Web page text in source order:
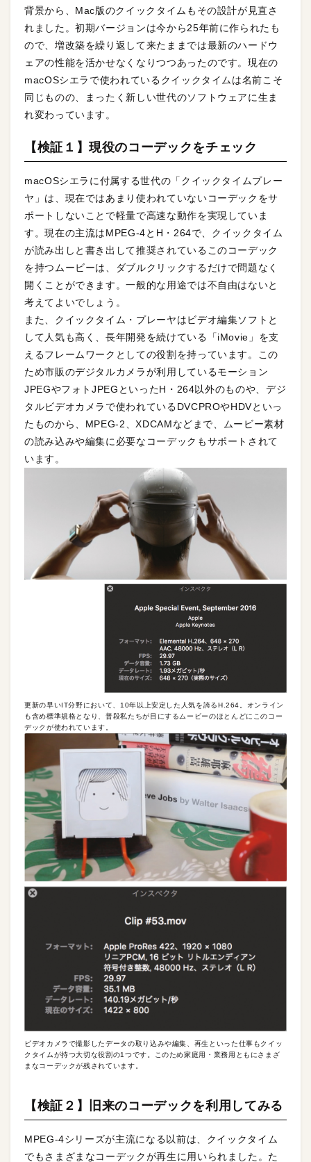
背景から、Mac版のクイックタイムもその設計が見直さ
れました。初期バージョンは今から25年前に作られたも
ので、増改築を繰り返して来たままでは最新のハードウ
ェアの性能を活かせなくなりつつあったのです。現在の
macOSシエラで使われているクイックタイムは名前こそ
同じものの、まったく新しい世代のソフトウェアに生ま
れ変わっています。
【検証１】現役のコーデックをチェック
macOSシエラに付属する世代の「クイックタイムプレー
ヤ」は、現在ではあまり使われていないコーデックをサ
ポートしないことで軽量で高速な動作を実現していま
す。現在の主流はMPEG-4とH・264で、クイックタイム
が読み出しと書き出して推奨されているこのコーデック
を持つムービーは、ダブルクリックするだけで問題なく
開くことができます。一般的な用途では不自由はないと
考えてよいでしょう。
また、クイックタイム・プレーヤはビデオ編集ソフトと
して人気も高く、長年開発を続けている「iMovie」を支
えるフレームワークとしての役割を持っています。この
ため市販のデジタルカメラが利用しているモーション
JPEGやフォトJPEGといったH・264以外のものや、デジ
タルビデオカメラで使われているDVCPROやHDVといっ
たものから、MPEG-2、XDCAMなどまで、ムービー素材
の読み込みや編集に必要なコーデックもサポートされて
います。
更新の早いIT分野において、10年以上安定した人気を誇るH.264。オンライン
も含め標準規格となり、普段私たちが目にするムービーのほとんどにこのコー
デックが使われています。
ビデオカメラで撮影したデータの取り込みや編集、再生といった仕事もクイッ
クタイムが持つ大切な役割の1つです。このため家庭用・業務用ともにさまざ
まなコーデックが残されています。
【検証２】旧来のコーデックを利用してみる
MPEG-4シリーズが主流になる以前は、クイックタイム
でもさまざまなコーデックが再生に用いられました。た